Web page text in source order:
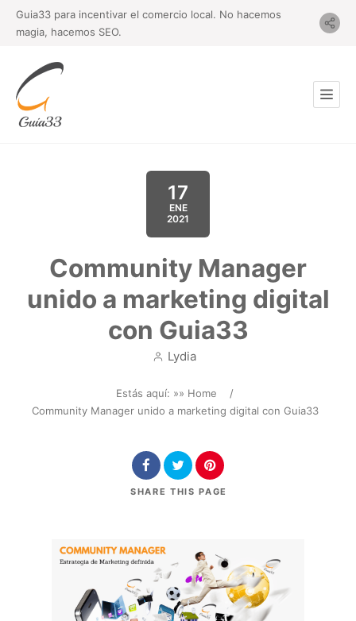
Guia33 para incentivar el comercio local. No hacemos
magia, hacemos SEO.
17
ENE
2021
Community Manager
unido a marketing digital
con Guia33
Lydia
Estás aquí: »» Home
/
Community Manager unido a marketing digital con Guia33
SHARE THIS PAGE